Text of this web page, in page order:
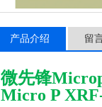
产品介绍 留
微先锋
Micro P